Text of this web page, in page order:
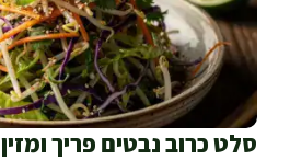
סלט כרוב נבטים פריך ומזין